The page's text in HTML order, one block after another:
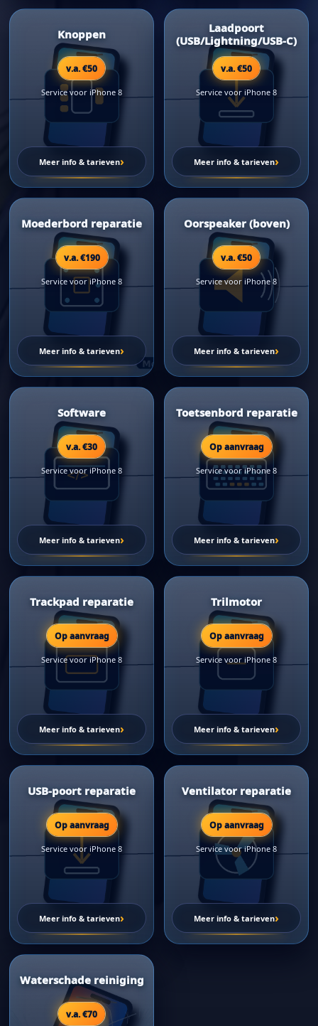
Knoppen
v.a. €50
Service voor iPhone 8
Meer info & tarieven›
Laadpoort
(USB/Lightning/USB-C)
v.a. €50
Service voor iPhone 8
Meer info & tarieven›
Moederbord reparatie
v.a. €190
Service voor iPhone 8
Meer info & tarieven›
Oorspeaker (boven)
v.a. €50
Service voor iPhone 8
Meer info & tarieven›
Software
v.a. €30
Service voor iPhone 8
Meer info & tarieven›
Toetsenbord reparatie
Op aanvraag
Service voor iPhone 8
Meer info & tarieven›
Trackpad reparatie
Op aanvraag
Service voor iPhone 8
Meer info & tarieven›
Trilmotor
Op aanvraag
Service voor iPhone 8
Meer info & tarieven›
USB-poort reparatie
Op aanvraag
Service voor iPhone 8
Meer info & tarieven›
Ventilator reparatie
Op aanvraag
Service voor iPhone 8
Meer info & tarieven›
Waterschade reiniging
v.a. €70